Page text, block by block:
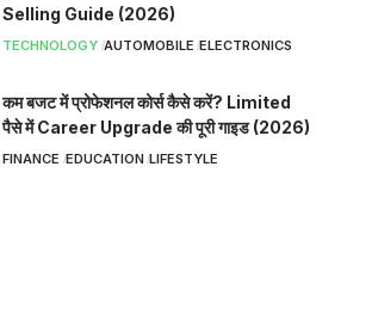
Selling Guide (2026)
TECHNOLOGY AUTOMOBILE ELECTRONICS
कम बजट में प्रोफेशनल कोर्स कैसे करें? Limited
पैसे में Career Upgrade की पूरी गाइड (2026)
FINANCE EDUCATION LIFESTYLE